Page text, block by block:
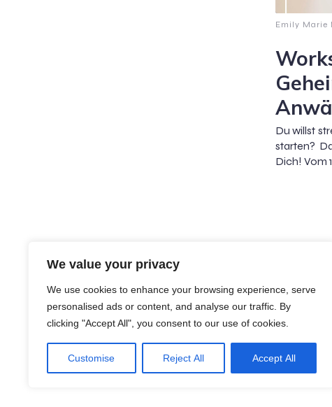
We value your privacy
We use cookies to enhance your browsing experience, serve
personalised ads or content, and analyse our traffic. By
clicking "Accept All", you consent to our use of cookies.
Customise Reject All Accept All
Emily Marie
Du willst
starten?
Dich! Vom
Fachschaftsinitiative Jura